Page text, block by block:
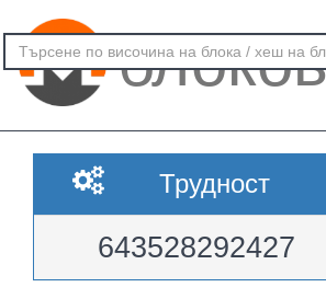
Трудност
643528292427